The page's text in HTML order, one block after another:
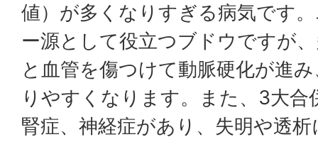
値）が多くなりすぎる病気です
ー源として役立つブドウですが
と血管を傷つけて動脈硬化が進
りやすくなります。また、3大合
腎症、神経症があり、失明や透